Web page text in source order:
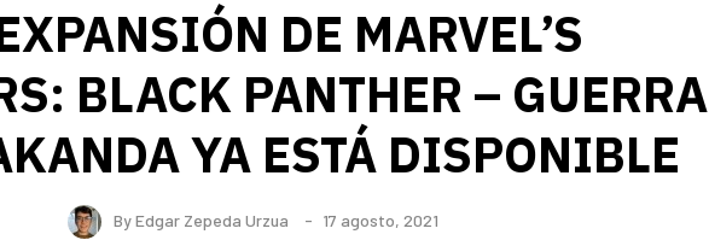
DE MARVEL’S
BLACK PANTHER – GUERRA
YA ESTÁ DISPONIBLE
ByEdgar Zepeda Urzua 17 agosto, 2021